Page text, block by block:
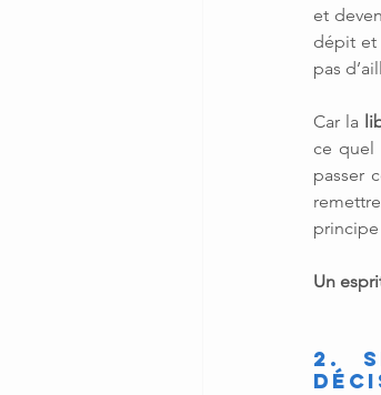
et
dépit et
pas
Car la
ce quel
passer
principe
Un
2.